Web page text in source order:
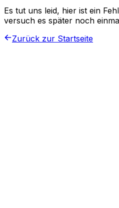
Es tut uns leid, hier ist ein
versuch es später noch
Zurück zur Startseite